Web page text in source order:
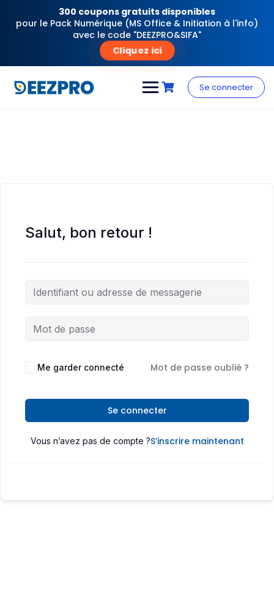
300 coupons gratuits disponibles
pour le Pack Numérique (MS Office & Initiation à l'info)
avec le code "DEEZPRO&SIFA"
Cliquez ici
content
Se connecter
Salut, bon retour !
Me garder connecté Mot de passe oublié ?
Se connecter
Vous n’avez pas de compte ?S’inscrire maintenant